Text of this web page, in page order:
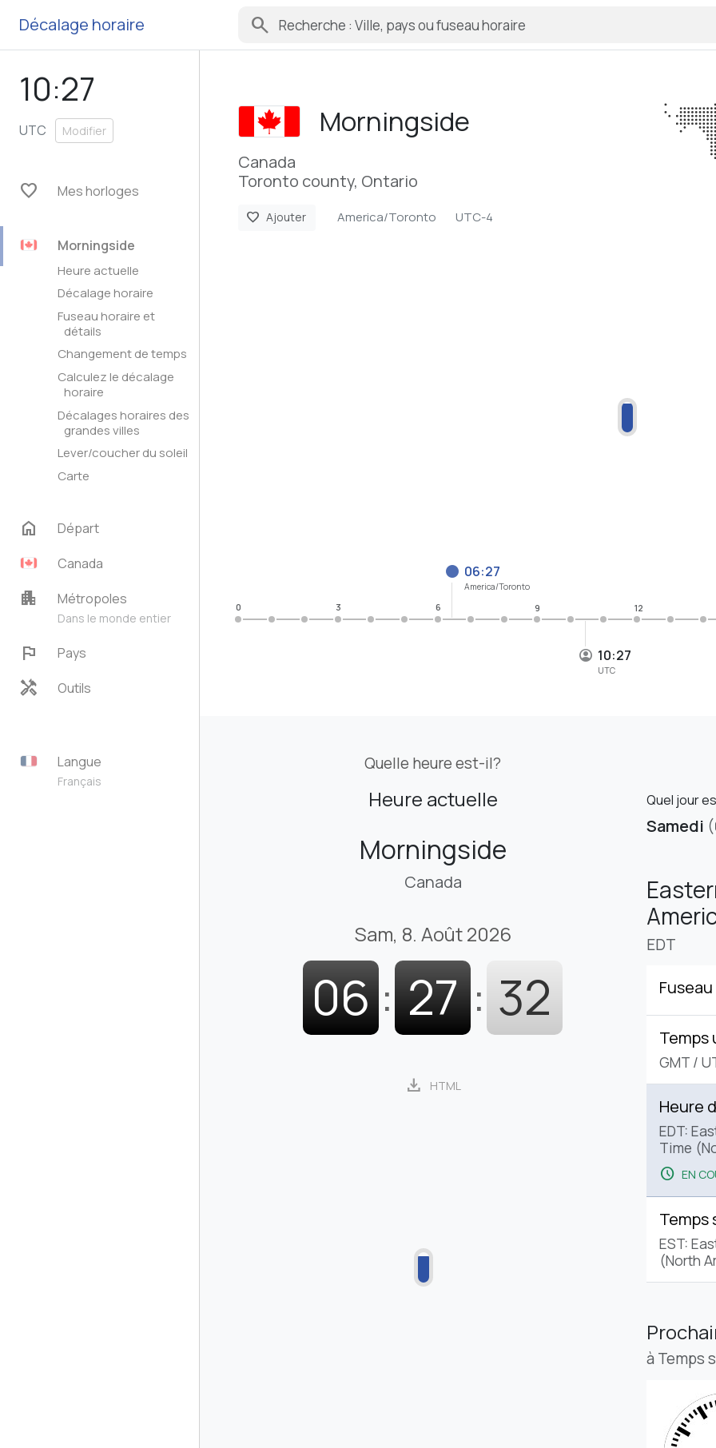
Décalage horaire search
10:27
UTC Modifier
favorite Mes horloges
Morningside
Heure actuelle
Décalage horaire
Fuseau horaire et
détails
Changement de temps
Calculez le décalage
horaire
Décalages horaires des
grandes villes
Lever/coucher du soleil
Carte
home
Départ
Canada
apartment Métropoles
Dans le monde entier
flag Pays
handyman Outils
Langue
Français
Morningside
Canada
Toronto county, Ontario
favorite Ajouter America/Toronto UTC-4
10:27
UTC
06:27
America/Toronto
0 3 6 9 12
Quelle heure est-il?
Heure actuelle
Morningside
Canada
Sam, 8. Août 2026
06 : 27 : 33
download HTML
Quel jour
Samedi
EDT
Temps
GMT /
Heure
EDT:
Time
schedule EN
Temps
EST:
(North
à Temps